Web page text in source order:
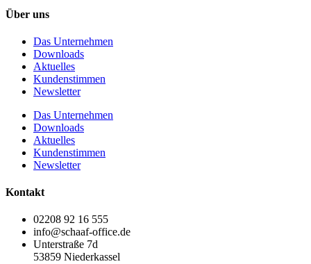
Über uns
Das Unternehmen
Downloads
Aktuelles
Kundenstimmen
Newsletter
Das Unternehmen
Downloads
Aktuelles
Kundenstimmen
Newsletter
Kontakt
02208 92 16 555
info@schaaf-office.de
Unterstraße 7d
53859 Niederkassel